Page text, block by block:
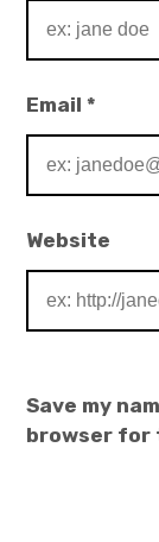
Email*
Website
Save my
browser for